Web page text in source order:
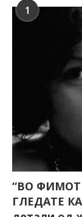
1
“ВО ФИМОТ
ГЛЕДАТЕ